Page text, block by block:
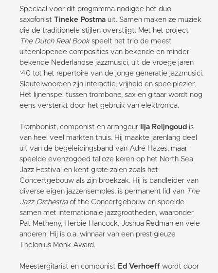
Speciaal voor dit programma nodigde het duo
saxofonist Tineke Postma uit. Samen maken ze muziek
die de traditionele stijlen overstijgt. Met het project
The Dutch Real Bookspeelt het trio de meest
uiteenlopende composities van bekende en minder
bekende Nederlandse jazzmusici, uit de vroege jaren
’40 tot het repertoire van de jonge generatie jazzmusici.
Sleutelwoorden zijn interactie, vrijheid en speelplezier.
Het lijnenspel tussen trombone, sax en gitaar wordt nog
eens versterkt door het gebruik van elektronica.
Trombonist, componist en arrangeur Ilja Reijngoud is
van heel veel markten thuis. Hij maakte jarenlang deel
uit van de begeleidingsband van Adré Hazes, maar
speelde evenzogoed talloze keren op het North Sea
Jazz Festival en kent grote zalen zoals het
Concertgebouw als zijn broekzak. Hij is bandleider van
diverse eigen jazzensembles, is permanent lid van The
Jazz Orchestraof the Concertgebouw en speelde
samen met internationale jazzgrootheden, waaronder
Pat Metheny, Herbie Hancock, Joshua Redman en vele
anderen. Hij is o.a. winnaar van een prestigieuze
Thelonius Monk Award.
Meestergitarist en componist Ed Verhoeff wordt door